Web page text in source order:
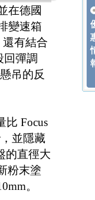
在德國
變速箱
有結合
彈調
吊的反
比 Focus
並隱藏
的直徑大
粉末塗
。